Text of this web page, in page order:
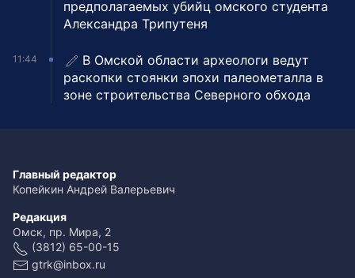
предполагаемых убийц омского студента
Александра Трипутеня
11:44
В Омской области археологи ведут
раскопки стоянки эпохи палеометалла в
зоне строительства Северного обхода
Главный редактор
Копейкин Андрей Валерьевич
Редакция
Омск, пр. Мира, 2
(3812) 65-00-15
gtrk@inbox.ru